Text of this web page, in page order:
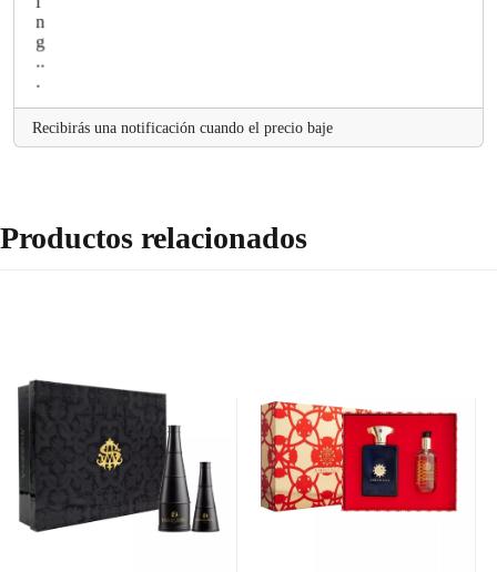
Recibirás una notificación cuando el precio baje
Productos relacionados